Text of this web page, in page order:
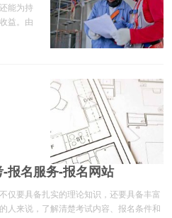
能为持
益。由
，以
报名服务-报名网站
仅要具备扎实的理论知识，还要具备丰富
人来说，了解清楚考试内容、报名条件和